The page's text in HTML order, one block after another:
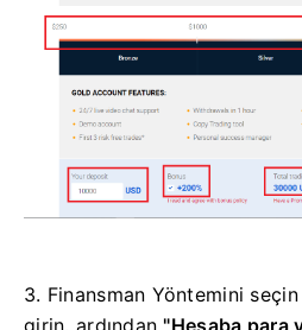
3. Finansman Yöntemini